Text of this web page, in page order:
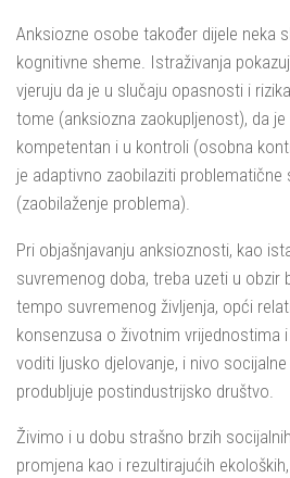
Anksiozne osobe također dijele neka
kognitivne sheme. Istraživanja
vjeruju da je u slučaju opasnosti i
tome (anksiozna zaokupljenost), da
kompetentan i u kontroli (osobna
je adaptivno zaobilaziti problematične
(zaobilaženje problema).
Pri objašnjavanju anksioznosti, kao
suvremenog doba, treba uzeti u obzir
tempo suvremenog življenja, opći
konsenzusa o životnim vrijednostima
voditi ljusko djelovanje, i nivo
produbljuje postindustrijsko društvo.
Živimo i u dobu strašno brzih
promjena kao i rezultirajućih